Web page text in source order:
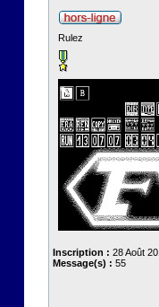
Rulez
Inscription : 28 Août
Message(s) : 55